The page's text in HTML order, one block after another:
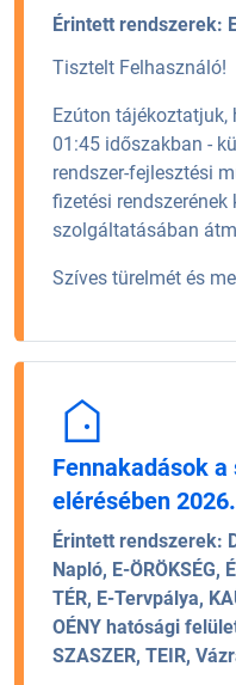
Érintett rendszerek:
Tisztelt Felhasználó!
Ezúton tájékoztatjuk,
01:45 időszakban -
rendszer-fejlesztési
fizetési
szolgáltatásában
Szíves türelmét és
Fennakadások
elérésében
Érintett rendszerek:
Napló, E-ÖRÖKSÉG,
TÉR, E-Tervpálya,
OÉNY hatósági
SZASZER, TEIR,